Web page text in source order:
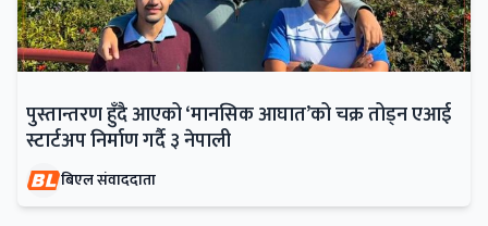
पुस्तान्तरण हुँदै आएको ‘मानसिक आघात’को चक्र तोड्न एआई
स्टार्टअप निर्माण गर्दै ३ नेपाली
बिएल संवाददाता